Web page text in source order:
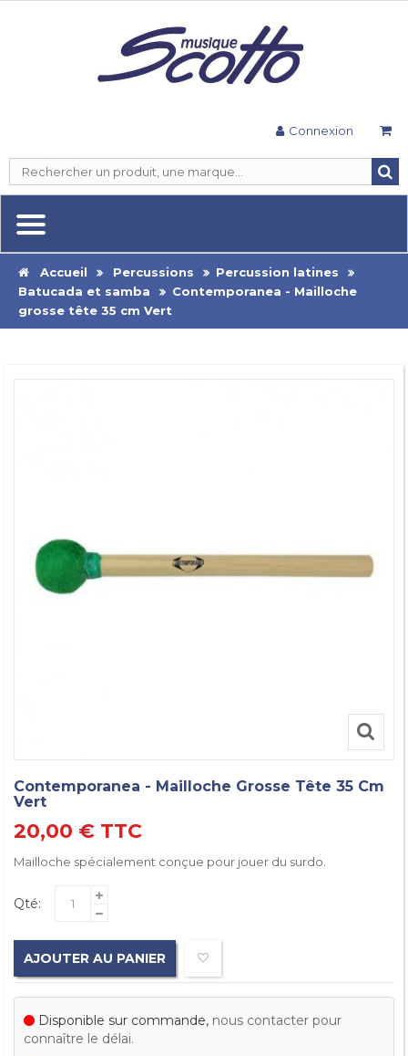
Connexion
Accueil Percussions
Percussion latines
Batucada et samba
Contemporanea - Mailloche
grosse tête 35 cm Vert
Contemporanea - Mailloche Grosse Tête 35 Cm
Vert
20,00 € TTC
Mailloche spécialement conçue pour jouer du surdo.
Qté:
AJOUTER AU PANIER
Disponible sur commande, nous contacter pour
connaître le délai.